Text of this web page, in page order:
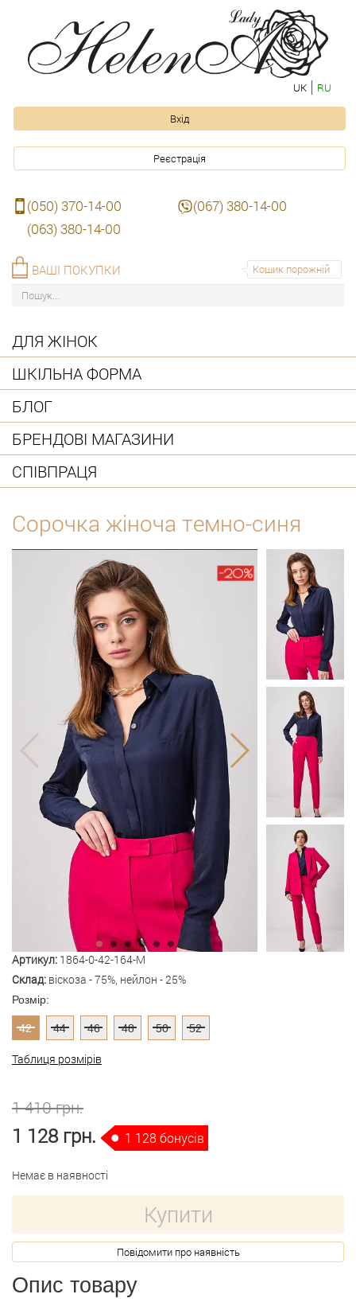
UK RU
Вхід
Реєстрація
(050) 370-14-00
(067) 380-14-00
(063) 380-14-00
Кошик порожній
ВАШІ ПОКУПКИ
ДЛЯ ЖІНОК
ШКІЛЬНА ФОРМА
БЛОГ
БРЕНДОВІ МАГАЗИНИ
СПІВПРАЦЯ
Сорочка жіноча темно-синя
Артикул: 1864-0-42-164-M
Склад: віскоза - 75%, нейлон - 25%
Розмір:
42 44 46 48 50 52
Таблиця розмірів
1 410 грн.
1 128 грн. 1 128 бонусів
Немає в наявності
Купити
Повідомити про наявність
Опис товару